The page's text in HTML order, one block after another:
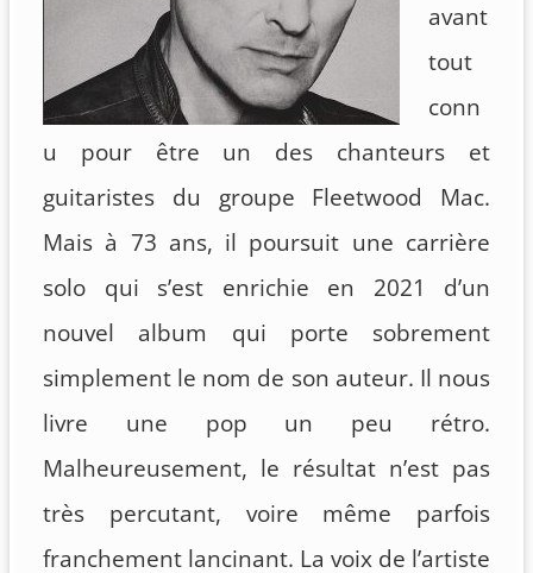
avant
tout
conn
u pour être un des chanteurs et
guitaristes du groupe Fleetwood Mac.
Mais à 73 ans, il poursuit une carrière
solo qui s’est enrichie en 2021 d’un
nouvel album qui porte sobrement
simplement le nom de son auteur. Il nous
livre une pop un peu rétro.
Malheureusement, le résultat n’est pas
très percutant, voire même parfois
franchement lancinant. La voix de l’artiste